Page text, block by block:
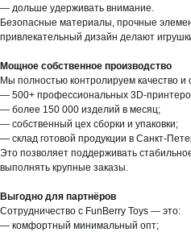
— дольше удерживать внимание.
Безопасные материалы, прочные
привлекательный дизайн делают
Мощное собственное производство
Мы полностью контролируем качество и
— 500+ профессиональных 3D-
— более 150 000 изделий в месяц;
— собственный цех сборки и упаковки;
— склад готовой продукции в Санкт-
Это позволяет поддерживать
выполнять крупные заказы.
Выгодно для партнёров
Сотрудничество с FunBerry Toys — это:
— комфортный минимальный опт;